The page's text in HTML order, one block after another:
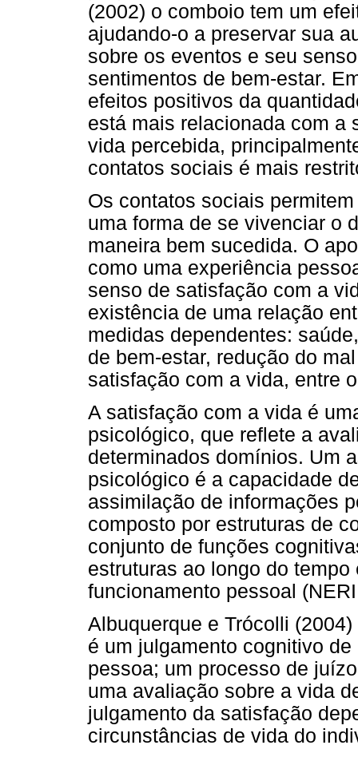
(2002) o comboio tem um
ajudando-o a preservar sua
sobre os eventos e seu
sentimentos de bem-estar.
efeitos positivos da
está mais relacionada com a
vida percebida,
contatos sociais é mais
Os contatos sociais
uma forma de se vivenciar o
maneira bem sucedida. O
como uma experiência
senso de satisfação com a
existência de uma relação
medidas dependentes:
de bem-estar, redução do
satisfação com a vida, entre
A satisfação com a vida é
psicológico, que reflete a
determinados domínios. Um
psicológico é a capacidade
assimilação de informações
composto por estruturas de
conjunto de funções
estruturas ao longo do
funcionamento pessoal
Albuquerque e Trócolli
é um julgamento cognitivo
pessoa; um processo de
uma avaliação sobre a vida
julgamento da satisfação
circunstâncias de vida do